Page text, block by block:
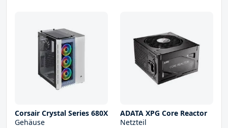
Corsair Crystal Series 680X
Gehäuse
ADATA XPG Core Reactor
Netzteil